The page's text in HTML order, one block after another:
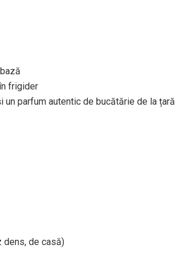
frigider
parfum autentic de bucătărie de la țară
dens, de casă)